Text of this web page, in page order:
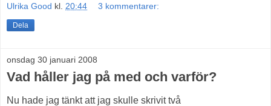
Ulrika Good kl. 20:44 3 kommentarer:
Dela
onsdag 30 januari 2008
Vad håller jag på med och varför?
Nu hade jag tänkt att jag skulle skrivit två